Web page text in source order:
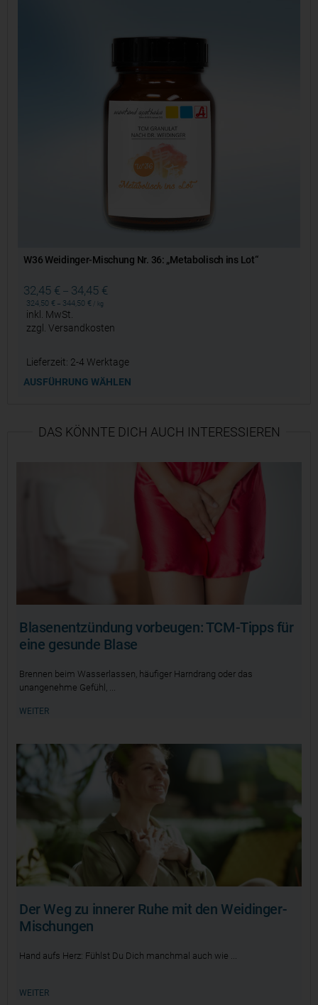
W36 Weidinger-Mischung Nr. 36: „Metabolisch ins Lot“
32,45 € – 34,45 €
324,50€ – 344,50€ kg
inkl. MwSt.
zzgl.Versandkosten
Lieferzeit: 2-4 Werktage
AUSFÜHRUNG WÄHLEN
DAS KÖNNTE DICH AUCH INTERESSIEREN
Blasenentzündung vorbeugen: TCM-Tipps für
eine gesunde Blase
Brennen beim Wasserlassen, häufiger Harndrang oder das
unangenehme Gefühl,
WEITER
Der Weg zu innerer Ruhe mit den Weidinger-
Mischungen
Hand aufs Herz: Fühlst Du Dich manchmal auch wie
WEITER